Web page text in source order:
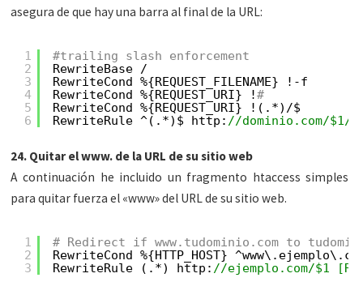
asegura de que hay una barra al final de la URL:
1
2
3
4
5
6
#trailing slash enforcement
RewriteBase /
RewriteCond %{REQUEST_FILENAME} !-f
RewriteCond %{REQUEST_URI} !#
RewriteCond %{REQUEST_URI} !(.*)/$
RewriteRule ^(.*)$ http: //dominio.com/$1/
24. Quitar el www. de la URL de su sitio web
A continuación he incluido un fragmento htaccess simples
para quitar fuerza el «www» del URL de su sitio web.
1
2
3
# Redirect if www.tudominio.com to
RewriteCond %{HTTP_HOST}
RewriteRule (.*) http: //ejemplo.com/$1